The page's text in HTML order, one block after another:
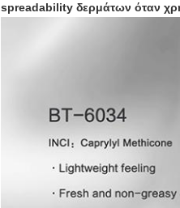
spreadability δερμάτων όταν